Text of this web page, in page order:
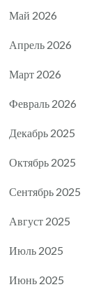
Май 2026
Апрель 2026
Март 2026
Февраль 2026
Декабрь 2025
Октябрь 2025
Сентябрь 2025
Август 2025
Июль 2025
Июнь 2025